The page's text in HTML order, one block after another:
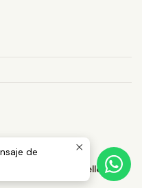
por Jumpseller.
de